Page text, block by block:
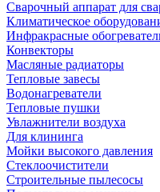
Сварочный аппарат для
Климатическое
Инфракрасные
Конвекторы
Масляные радиаторы
Тепловые завесы
Водонагреватели
Тепловые пушки
Увлажнители воздуха
Для клининга
Мойки высокого давления
Стеклоочистители
Строительные пылесосы